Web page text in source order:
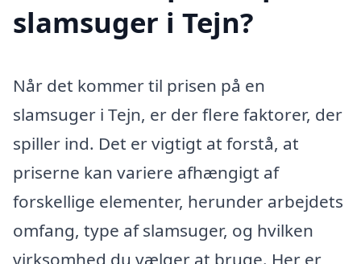
slamsuger i Tejn?
Når det kommer til prisen på en
slamsuger i Tejn, er der flere faktorer, der
spiller ind. Det er vigtigt at forstå, at
priserne kan variere afhængigt af
forskellige elementer, herunder arbejdets
omfang, type af slamsuger, og hvilken
virksomhed du vælger at bruge. Her er